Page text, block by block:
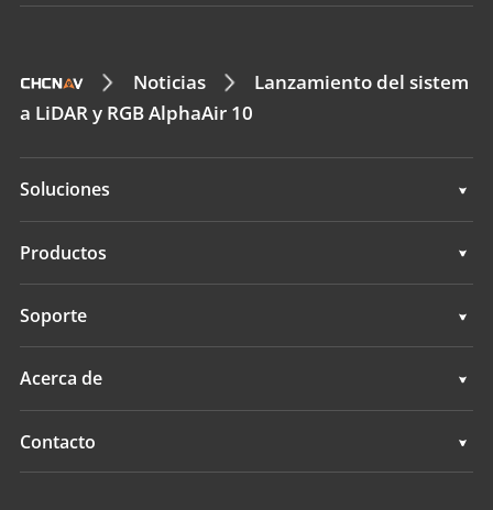
Noticias
Lanzamiento del sistem
a LiDAR y RGB AlphaAir 10
Soluciones
Topografía e ingeniería
Levantamientos hidrográficos
Servicios de posicionamiento
Productos
Topografía e ingeniería
Levantamientos hidrográficos
Soporte
Soporte
Acerca de
Descripción general
Contacto